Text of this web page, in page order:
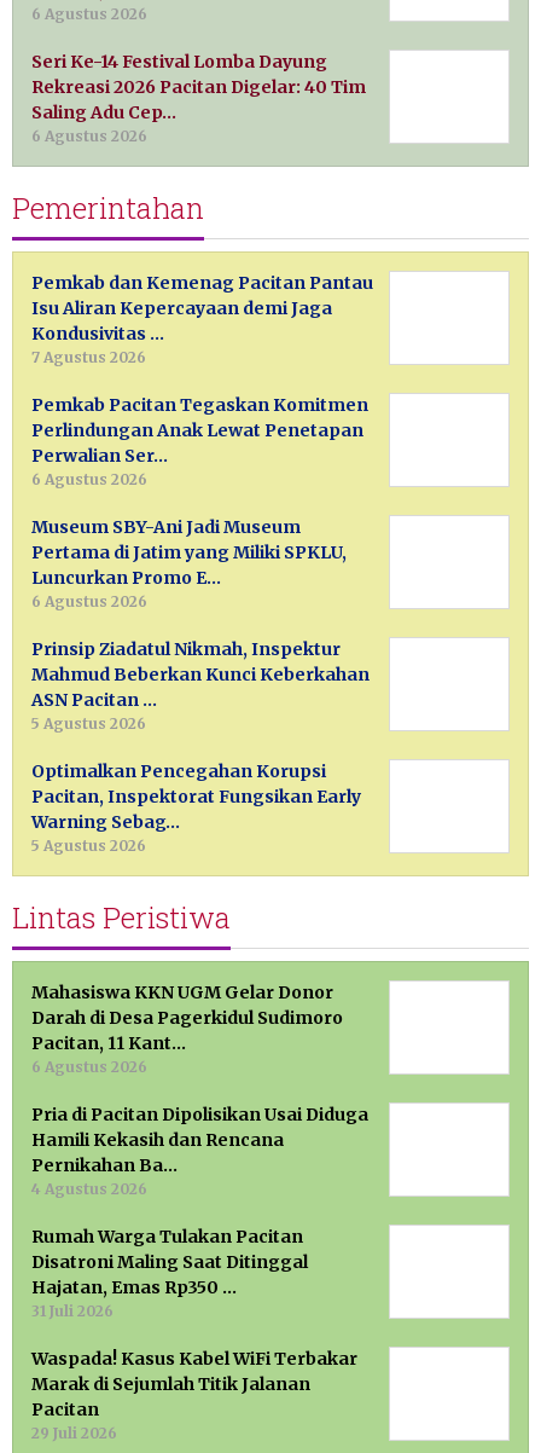
6 Agustus 2026
Seri Ke-14 Festival Lomba Dayung
Rekreasi 2026 Pacitan Digelar: 40 Tim
Saling Adu Cep…
6 Agustus 2026
Pemerintahan
Pemkab dan Kemenag Pacitan Pantau
Isu Aliran Kepercayaan demi Jaga
Kondusivitas …
7 Agustus 2026
Pemkab Pacitan Tegaskan Komitmen
Perlindungan Anak Lewat Penetapan
Perwalian Ser…
6 Agustus 2026
Museum SBY-Ani Jadi Museum
Pertama di Jatim yang Miliki SPKLU,
Luncurkan Promo E…
6 Agustus 2026
Prinsip Ziadatul Nikmah, Inspektur
Mahmud Beberkan Kunci Keberkahan
ASN Pacitan …
5 Agustus 2026
Optimalkan Pencegahan Korupsi
Pacitan, Inspektorat Fungsikan Early
Warning Sebag…
5 Agustus 2026
Lintas Peristiwa
Mahasiswa KKN UGM Gelar Donor
Darah di Desa Pagerkidul Sudimoro
Pacitan, 11 Kant…
6 Agustus 2026
Pria di Pacitan Dipolisikan Usai Diduga
Hamili Kekasih dan Rencana
Pernikahan Ba…
4 Agustus 2026
Rumah Warga Tulakan Pacitan
Disatroni Maling Saat Ditinggal
Hajatan, Emas Rp350 …
31 Juli 2026
Waspada! Kasus Kabel WiFi Terbakar
Marak di Sejumlah Titik Jalanan
Pacitan
29 Juli 2026